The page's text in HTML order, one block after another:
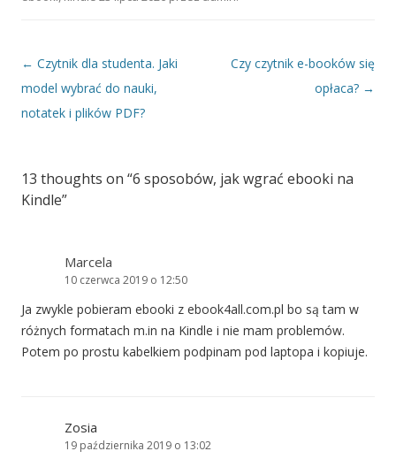
Nawigacja wpisu
← Czytnik dla studenta. Jaki
model wybrać do nauki,
notatek i plików PDF?
Czy czytnik e-booków się
opłaca? →
13 thoughts on “6 sposobów, jak wgrać ebooki na
Kindle”
Marcela
10 czerwca 2019 o 12:50
Ja zwykle pobieram ebooki z ebook4all.com.pl bo są tam w
różnych formatach m.in na Kindle i nie mam problemów.
Potem po prostu kabelkiem podpinam pod laptopa i kopiuje.
Zosia
19 października 2019 o 13:02